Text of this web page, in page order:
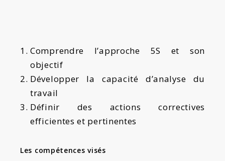
Comprendre l’approche 5S et son
objectif
Développer la capacité d’analyse du
travail
Définir des actions correctives
efficientes et pertinentes
Les compétences visés